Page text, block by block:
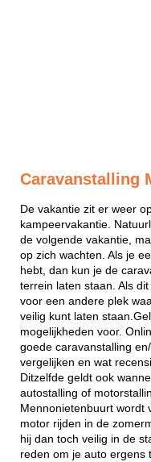
Caravanstalling
De vakantie zit er weer
kampeervakantie.
de volgende vakantie,
op zich wachten. Als je
hebt, dan kun je de
terrein laten staan. Als
voor een andere plek
veilig kunt laten
mogelijkheden voor.
goede caravanstalling
vergelijken en wat
Ditzelfde geldt ook
autostalling of
Mennonietenbuurt wordt
motor rijden in de
hij dan toch veilig in de
reden om je auto ergens